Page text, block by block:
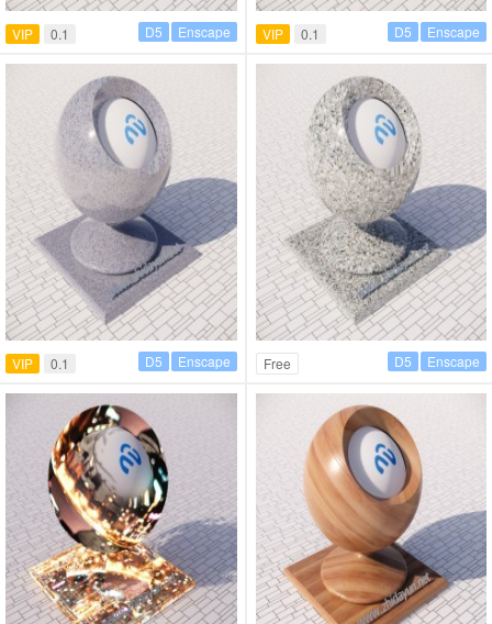
VIP 0.1 Enscape
D5 VIP 0.1 Enscape
D5
VIP 0.1 Enscape
D5 Free Enscape
D5